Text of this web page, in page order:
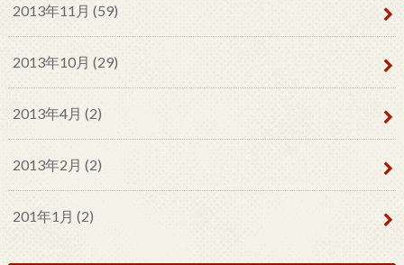
2013年11月 (59)
2013年10月 (29)
2013年4月 (2)
2013年2月 (2)
201年1月 (2)